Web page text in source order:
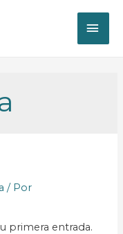
/ Por
primera entrada.